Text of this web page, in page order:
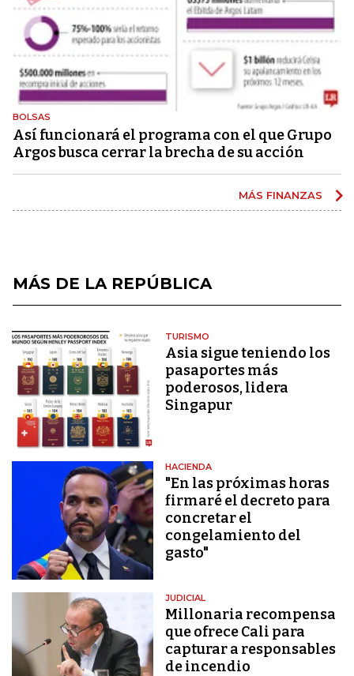
BOLSAS
Así funcionará el programa con el que Grupo
Argos busca cerrar la brecha de su acción
MÁS FINANZAS
MÁS DE LA REPÚBLICA
TURISMO
Asia sigue teniendo los
pasaportes más
poderosos, lidera
Singapur
HACIENDA
"En las próximas horas
firmaré el decreto para
concretar el
congelamiento del
gasto"
JUDICIAL
Millonaria recompensa
que ofrece Cali para
capturar a responsables
de incendio